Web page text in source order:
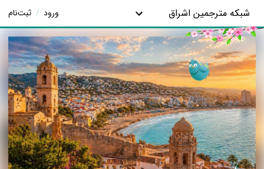
شبکه مترجمین اشراق ورود / ثبت‌نام